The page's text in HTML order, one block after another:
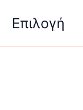
στοΕπιλογή